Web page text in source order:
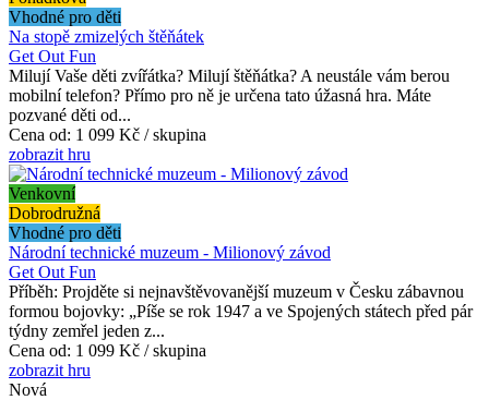
Vhodné pro děti
Na stopě zmizelých štěňátek
Get Out Fun
Milují Vaše děti zvířátka? Milují štěňátka? A neustále vám berou
mobilní telefon? Přímo pro ně je určena tato úžasná hra. Máte
pozvané děti od...
Cena od: 1 099 Kč / skupina
zobrazit hru
Venkovní
Dobrodružná
Vhodné pro děti
Národní technické muzeum - Milionový závod
Get Out Fun
Příběh: Projděte si nejnavštěvovanější muzeum v Česku zábavnou
formou bojovky: „Píše se rok 1947 a ve Spojených státech před pár
týdny zemřel jeden z...
Cena od: 1 099 Kč / skupina
zobrazit hru
Nová